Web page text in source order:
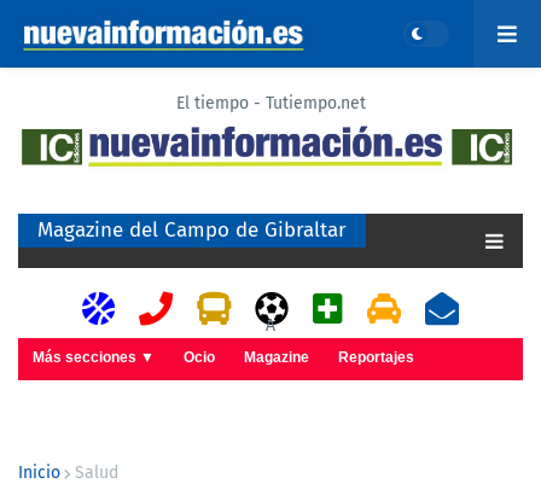
El tiempo - Tutiempo.net
Magazine del Campo de Gibraltar
A
Más secciones ▼ Ocio Magazine Reportajes
Inicio Salud